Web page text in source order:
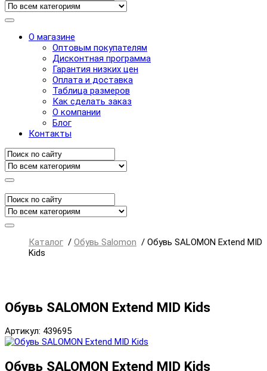
О магазине
Оптовым покупателям
Дисконтная программа
Гарантия низких цен
Оплата и доставка
Таблица размеров
Как сделать заказ
О компании
Блог
Контакты
Каталог / Обувь Salomon / Обувь SALOMON Extend MID
Kids
Обувь SALOMON Extend MID Kids
Артикул: 439695
Обувь SALOMON Extend MID Kids